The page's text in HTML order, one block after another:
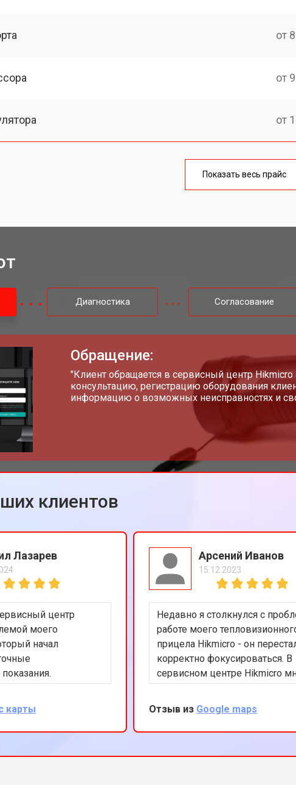
от
от
от
от
Показать весь прайс
Диагностика Согласование
Обращение:
"Клиент обращается в сервисный центр
консультацию, регистрацию оборудования
информацию о возможных неисправностях и
клиентов
Лазарев
центр
моего
начал
диагностику и
проблему,
запчасти. Я
оперативностью и
идеально.
карты
Арсений Иванов
15.12.2023
Недавно я столкнулся с
работе моего
прицела Hikmicro - он
корректно фокусироваться. В
сервисном центре Hikmicro
быстро помогли. Ремонт был
выполнен качественно и в
ценю вашу внимательность к
деталям и профессиональный
безупречно.
Отзыв из Google maps